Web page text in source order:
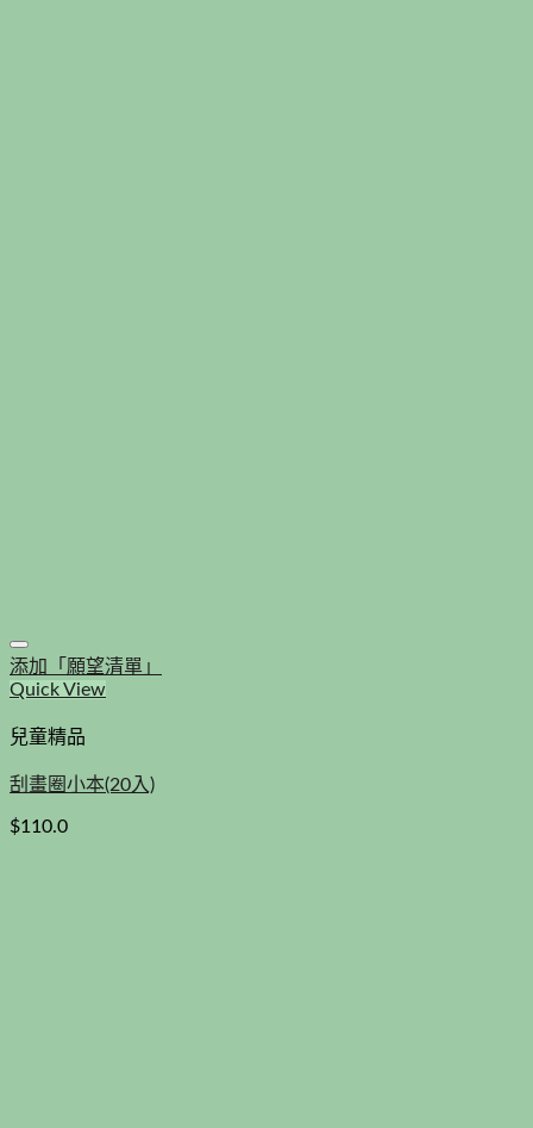
添加「願望清單」
Quick View
兒童精品
刮畫圈小本(20入)
$110.0